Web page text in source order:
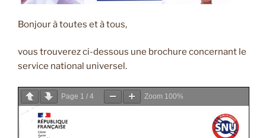
Bonjour à toutes et à tous,
vous trouverez ci-dessous une brochure concernant le
service national universel.
Page 1 / 4 Zoom 100%